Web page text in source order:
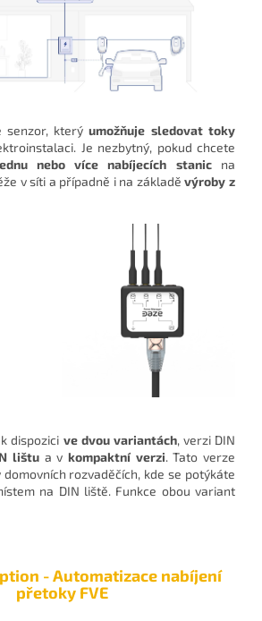
senzor, kterýumožňuje sledovat toky
Je nezbytný, pokud chcete
nebo více nabíjecích stanicna
v síti a případně i na základěvýroby z
dispozici ve dvou variantách, verzi DIN
lištua v kompaktní verzi. Tato verze
rozvaděčích, kde se potýkáte
na DIN liště. Funkce obou variant
- Automatizace nabíjení
přetoky FVE